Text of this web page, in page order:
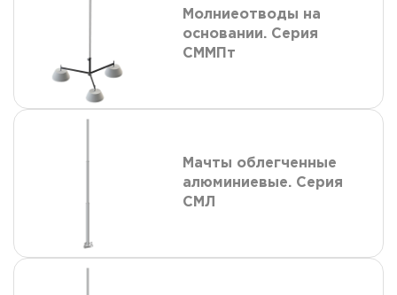
Молниеотводы на
основании. Серия
СММПт
Мачты облегченные
алюминиевые. Серия
СМЛ